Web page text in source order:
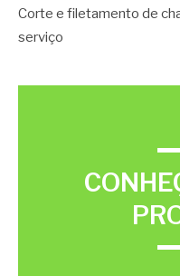
Corte e filetamento de
serviço